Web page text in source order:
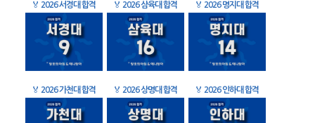
🏅 2026 서경대 합격 🏅 2026 삼육대 합격 🏅 2026 명지대 합격
🏅 2026 가천대 합격 🏅 2026 상명대 합격 🏅 2026 인하대 합격